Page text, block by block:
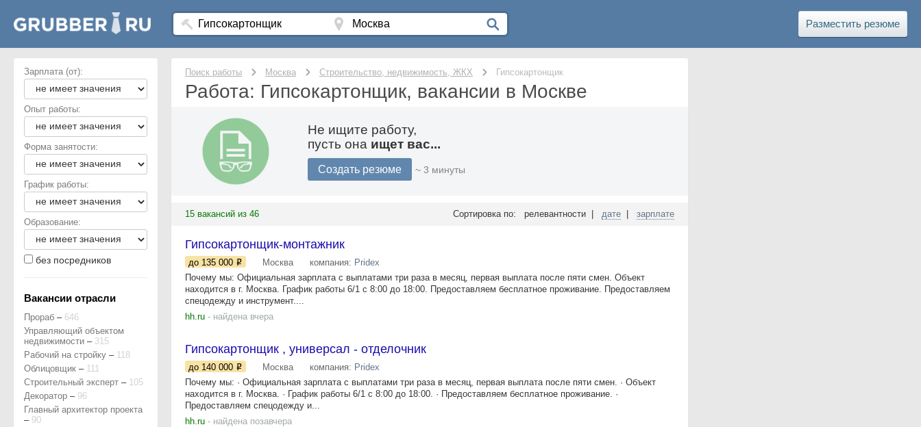
Разместить резюме
Поиск работы Москва Строительство, недвижимость, ЖКХ Гипсокартонщик
Работа: Гипсокартонщик, вакансии в Москве
Не ищите работу,
пусть она ищет вас...
Создать резюме ~ 3 минуты
15 вакансий из 46 Сортировка по: релевантности | дате зарплате
Гипсокартонщик-монтажник
до 135 000 Москва компания: Pridex
Почему мы: Официальная зарплата с выплатами три раза в месяц, первая выплата после пяти смен. Объект
находится в г. Москва. График работы 6/1 с 8:00 до 18:00. Предоставляем бесплатное проживание. Предоставляем
спецодежду и инструмент....
hh.ru - найдена вчера
Гипсокартонщик , универсал - отделочник
до 140 000 Москва компания: Pridex
Почему мы: · Официaльнaя заpплaтa c выплатами три pазa в месяц, пepвaя выплата поcлe пяти смен. · Объект
находится в г. Москва. · График работы 6/1 с 8:00 до 18:00. · Предоставляем бесплатное проживание. ·
Предоставляем спецодежду и...
hh.ru - найдена позавчера
Зарплата (от):
Опыт работы:
Форма занятости:
График работы:
Образование:
без посредников
Вакансии отрасли
Прораб – 646
Управляющий объектом
недвижимости – 315
Рабочий на стройку – 118
Облицовщик – 111
Строительный эксперт – 105
Декоратор – 96
Главный архитектор проекта
– 90